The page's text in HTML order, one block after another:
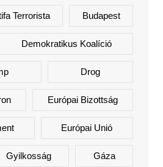
Terrorista Budapest
Demokratikus Koalíció
Drog
Európai Bizottság
Európai Unió
Gyilkosság Gáza